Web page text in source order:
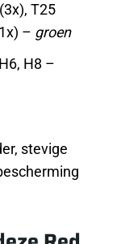
T25
– groen
H8 –
stevige